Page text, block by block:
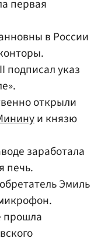
первая
в России
подписал указ
открыли
и князю
заработала
печь.
Эмиль
прошла